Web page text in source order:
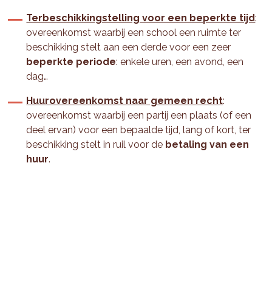
Terbeschikkingstelling voor een beperkte tijd:
overeenkomst waarbij een school een ruimte ter
beschikking stelt aan een derde voor een zeer
beperkte periode: enkele uren, een avond, een
dag…
Huurovereenkomst naar gemeen recht:
overeenkomst waarbij een partij een plaats (of een
deel ervan) voor een bepaalde tijd, lang of kort, ter
beschikking stelt in ruil voor de betaling van een
huur.